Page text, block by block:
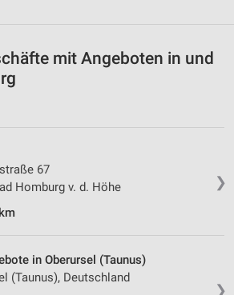
mit Angeboten in und
❯
67
Homburg v. d. Höhe
❯
in Oberursel (Taunus)
(Taunus), Deutschland